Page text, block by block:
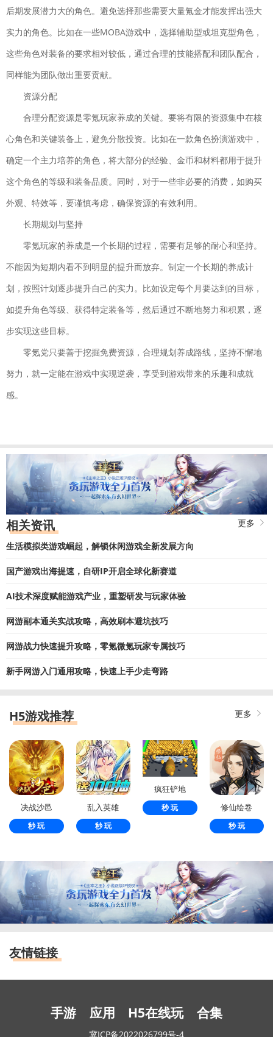
云
上大陆
角色扮演|
后期发展潜力大的角色。避免选择那些需要大量氪金才能发挥出强大
实力的角色。比如在一些MOBA游戏中，选择辅助型或坦克型角色，
这些角色对装备的要求相对较低，通过合理的技能搭配和团队配合，
同样能为团队做出重要贡献。
资源分配
合理分配资源是零氪玩家养成的关键。要将有限的资源集中在核
心角色和关键装备上，避免分散投资。比如在一款角色扮演游戏中，
确定一个主力培养的角色，将大部分的经验、金币和材料都用于提升
这个角色的等级和装备品质。同时，对于一些非必要的消费，如购买
外观、特效等，要谨慎考虑，确保资源的有效利用。
长期规划与坚持
零氪玩家的养成是一个长期的过程，需要有足够的耐心和坚持。
不能因为短期内看不到明显的提升而放弃。制定一个长期的养成计
划，按照计划逐步提升自己的实力。比如设定每个月要达到的目标，
如提升角色等级、获得特定装备等，然后通过不断地努力和积累，逐
步实现这些目标。
零氪党只要善于挖掘免费资源，合理规划养成路线，坚持不懈地
努力，就一定能在游戏中实现逆袭，享受到游戏带来的乐趣和成就
感。
相关资讯
更多
生活模拟类游戏崛起，解锁休闲游戏全新发展方向
国产游戏出海提速，自研IP开启全球化新赛道
AI技术深度赋能游戏产业，重塑研发与玩家体验
网游副本通关实战攻略，高效刷本避坑技巧
网游战力快速提升攻略，零氪微氪玩家专属技巧
新手网游入门通用攻略，快速上手少走弯路
H5游戏推荐 更多
决战沙邑
秒 玩
乱入英雄
秒 玩
疯狂铲地
秒 玩 修仙绘卷
秒 玩
友情链接
手游 应用 H5在线玩 合集
冀ICP备2022026799号-4